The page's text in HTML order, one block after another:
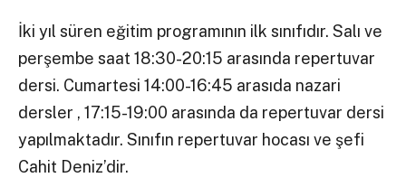
İki yıl süren eğitim programının ilk sınıfıdır. Salı ve
perşembe saat 18:30-20:15 arasında repertuvar
dersi. Cumartesi 14:00-16:45 arasıda nazari
dersler , 17:15-19:00 arasında da repertuvar dersi
yapılmaktadır. Sınıfın repertuvar hocası ve şefi
Cahit Deniz’dir.